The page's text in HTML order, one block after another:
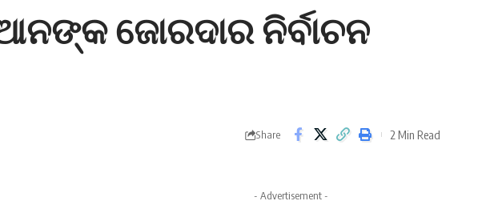
ଜୋରଦାର ନିର୍ବାଚନ
Share 2 Min Read
- Advertisement -